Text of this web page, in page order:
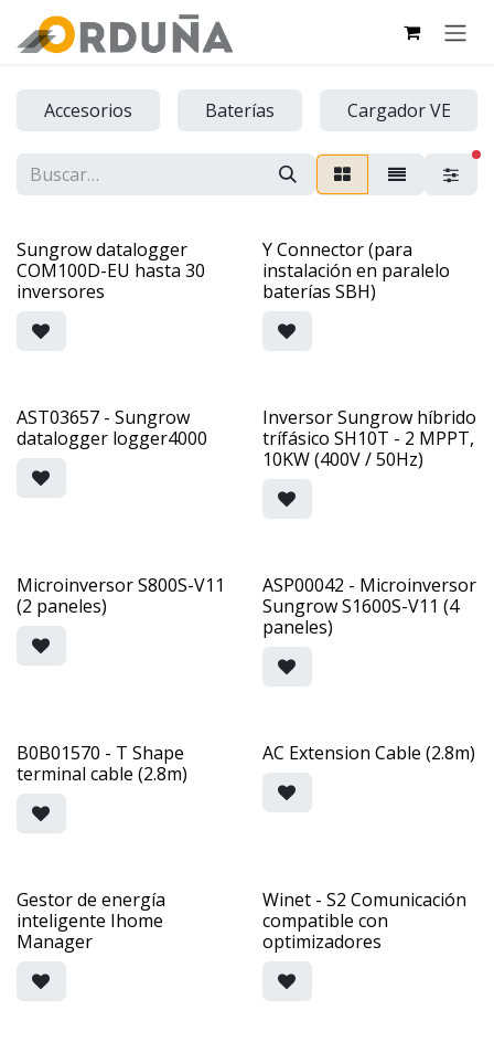
Accesorios Baterías Cargador VE
Sungrow datalogger
COM100D-EU hasta 30
inversores
Y Connector (para
instalación en paralelo
baterías SBH)
AST03657 - Sungrow
datalogger logger4000
Inversor Sungrow híbrido
trífásico SH10T - 2 MPPT,
10KW (400V / 50Hz)
Microinversor S800S-V11
(2 paneles)
ASP00042 - Microinversor
Sungrow S1600S-V11 (4
paneles)
B0B01570 - T Shape
terminal cable (2.8m)
AC Extension Cable (2.8m)
Gestor de energía
inteligente Ihome
Manager
Winet - S2 Comunicación
compatible con
optimizadores